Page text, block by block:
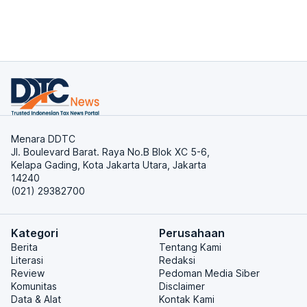
Menara DDTC
Jl. Boulevard Barat. Raya No.B Blok XC 5-6,
Kelapa Gading, Kota Jakarta Utara, Jakarta
14240
(021) 29382700
Kategori
Berita
Literasi
Review
Komunitas
Data & Alat
Perusahaan
Tentang Kami
Redaksi
Pedoman Media Siber
Disclaimer
Kontak Kami